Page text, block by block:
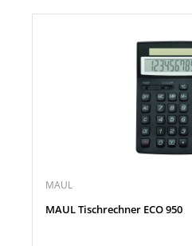
MAUL
MAUL Tischrechner ECO 950